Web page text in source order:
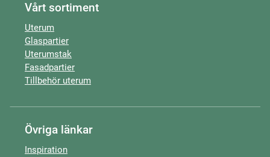
Vårt sortiment
Uterum
Glaspartier
Uterumstak
Fasadpartier
Tillbehör uterum
Övriga länkar
Inspiration